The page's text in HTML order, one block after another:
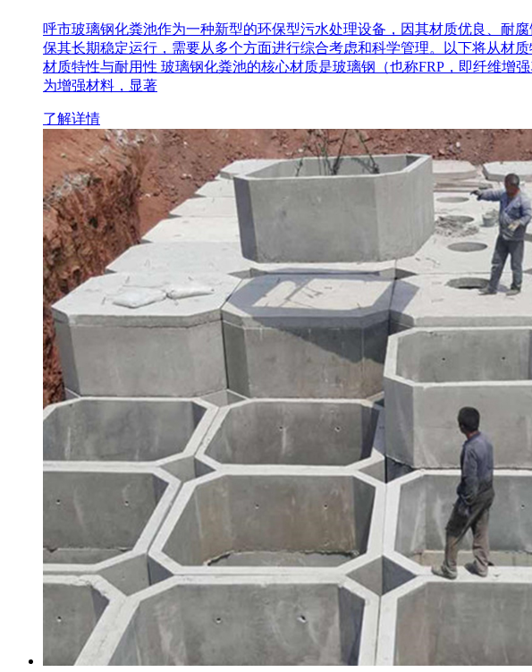
呼市玻璃钢化粪池作为一种新型的环保型污水处理设备，因其材质优良、耐
保其长期稳定运行，需要从多个方面进行综合考虑和科学管理。以下将从材
材质特性与耐用性 玻璃钢化粪池的核心材质是玻璃钢（也称FRP，即纤维增
为增强材料，显著
了解详情